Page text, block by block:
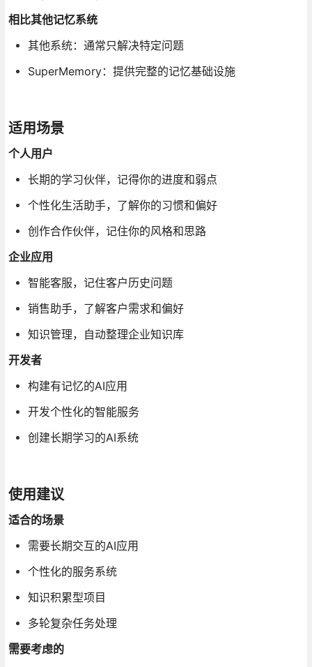
相比其他记忆系统
其他系统：通常只解决特定问题
SuperMemory：提供完整的记忆基础设施
适用场景
个人用户
长期的学习伙伴，记得你的进度和弱点
个性化生活助手，了解你的习惯和偏好
创作合作伙伴，记住你的风格和思路
企业应用
智能客服，记住客户历史问题
销售助手，了解客户需求和偏好
知识管理，自动整理企业知识库
开发者
构建有记忆的AI应用
开发个性化的智能服务
创建长期学习的AI系统
使用建议
适合的场景
需要长期交互的AI应用
个性化的服务系统
知识积累型项目
多轮复杂任务处理
需要考虑的